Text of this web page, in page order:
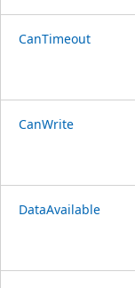
CanTimeout
CanWrite
DataAvailable